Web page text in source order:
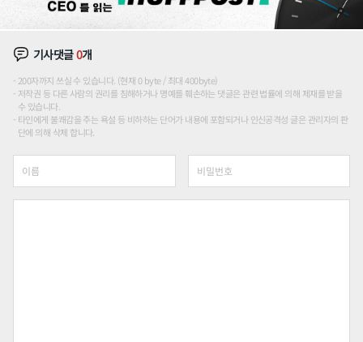
기사댓글0개
200자까지 쓰실 수 있습니다. (현재 0 byte / 최대 400byte)
저작권 등 다른 사람의 권리를 침해하거나 명예를 훼손하는 댓글은 관련 법률에 의해 제재를 받을
수 있습니다.
타인에게 불쾌감을 주는 욕설 등 비하하는 단어가 내용에 포함되거나 인신공격성 글은 관리자의 판
단에 의해 삭제 합니다.